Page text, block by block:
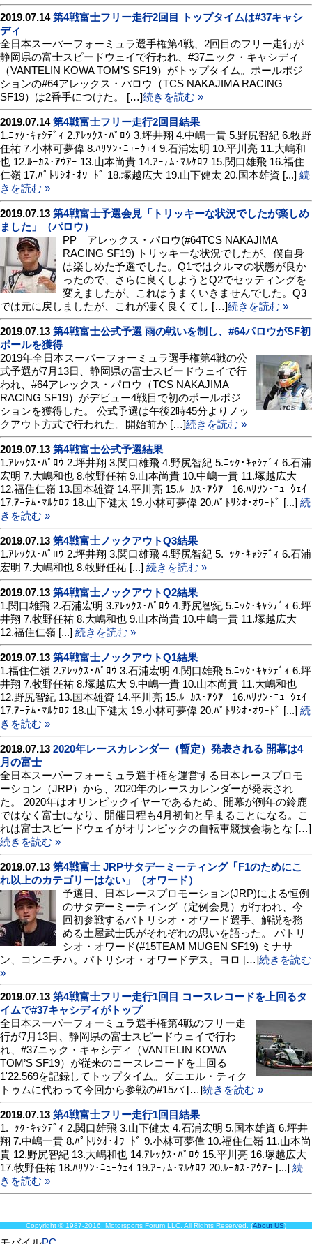
2019.07.14第4戦富士フリー走行2回目 トップタイムは#37キャシ
ディ
全日本スーパーフォーミュラ選手権第4戦、2回目のフリー走行が
静岡県の富士スピードウェイで行われ、#37ニック・キャシディ
（VANTELIN KOWA TOM’S SF19）がトップタイム。ポールポジ
ションの#64アレックス・パロウ（TCS NAKAJIMA RACING
SF19）は2番手につけた。 […]続きを読む »
2019.07.14第4戦富士フリー走行2回目結果
1.ﾆｯｸ･ｷｬｼﾃﾞｨ 2.ｱﾚｯｸｽ･ﾊﾟﾛｳ 3.坪井翔 4.中嶋一貴 5.野尻智紀 6.牧野
任祐 7.小林可夢偉 8.ﾊﾘｿﾝ･ﾆｭｰｳｪｲ 9.石浦宏明 10.平川亮 11.大嶋和
也 12.ﾙｰｶｽ･ｱｳｱｰ 13.山本尚貴 14.ｱｰﾃﾑ･ﾏﾙｹﾛﾌ 15.関口雄飛 16.福住
仁嶺 17.ﾊﾟﾄﾘｼｵ･ｵﾜｰﾄﾞ 18.塚越広大 19.山下健太 20.国本雄資 [...] 続
きを読む »
2019.07.13 第4戦富士予選会見「トリッキーな状況でしたが楽しめ
ました」（パロウ）
PP アレックス・パロウ(#64TCS NAKAJIMA
RACING SF19) トリッキーな状況でしたが、僕自身
は楽しめた予選でした。Q1ではクルマの状態が良か
ったので、さらに良くしようとQ2でセッティングを
変えましたが、これはうまくいきませんでした。Q3
では元に戻しましたが、これが凄く良くてし […]続きを読む »
2019.07.13 第4戦富士公式予選 雨の戦いを制し、#64パロウがSF初
ポールを獲得
2019年全日本スーパーフォーミュラ選手権第4戦の公
式予選が7月13日、静岡県の富士スピードウェイで行
われ、#64アレックス・パロウ（TCS NAKAJIMA
RACING SF19）がデビュー4戦目で初のポールポジ
ションを獲得した。 公式予選は午後2時45分よりノッ
クアウト方式で行われた。開始前か […]続きを読む »
2019.07.13 第4戦富士公式予選結果
1.ｱﾚｯｸｽ･ﾊﾟﾛｳ 2.坪井翔 3.関口雄飛 4.野尻智紀 5.ﾆｯｸ･ｷｬｼﾃﾞｨ 6.石浦
宏明 7.大嶋和也 8.牧野任祐 9.山本尚貴 10.中嶋一貴 11.塚越広大
12.福住仁嶺 13.国本雄資 14.平川亮 15.ﾙｰｶｽ･ｱｳｱｰ 16.ﾊﾘｿﾝ･ﾆｭｰｳｪｲ
17.ｱｰﾃﾑ･ﾏﾙｹﾛﾌ 18.山下健太 19.小林可夢偉 20.ﾊﾟﾄﾘｼｵ･ｵﾜｰﾄﾞ [...] 続
きを読む »
2019.07.13 第4戦富士ノックアウトQ3結果
1.ｱﾚｯｸｽ･ﾊﾟﾛｳ 2.坪井翔 3.関口雄飛 4.野尻智紀 5.ﾆｯｸ･ｷｬｼﾃﾞｨ 6.石浦
宏明 7.大嶋和也 8.牧野任祐 [...] 続きを読む »
2019.07.13 第4戦富士ノックアウトQ2結果
1.関口雄飛 2.石浦宏明 3.ｱﾚｯｸｽ･ﾊﾟﾛｳ 4.野尻智紀 5.ﾆｯｸ･ｷｬｼﾃﾞｨ 6.坪
井翔 7.牧野任祐 8.大嶋和也 9.山本尚貴 10.中嶋一貴 11.塚越広大
12.福住仁嶺 [...] 続きを読む »
2019.07.13 第4戦富士ノックアウトQ1結果
1.福住仁嶺 2.ｱﾚｯｸｽ･ﾊﾟﾛｳ 3.石浦宏明 4.関口雄飛 5.ﾆｯｸ･ｷｬｼﾃﾞｨ 6.坪
井翔 7.牧野任祐 8.塚越広大 9.中嶋一貴 10.山本尚貴 11.大嶋和也
12.野尻智紀 13.国本雄資 14.平川亮 15.ﾙｰｶｽ･ｱｳｱｰ 16.ﾊﾘｿﾝ･ﾆｭｰｳｪｲ
17.ｱｰﾃﾑ･ﾏﾙｹﾛﾌ 18.山下健太 19.小林可夢偉 20.ﾊﾟﾄﾘｼｵ･ｵﾜｰﾄﾞ [...] 続
きを読む »
2019.07.13 2020年レースカレンダー（暫定）発表される 開幕は4
月の富士
全日本スーパーフォーミュラ選手権を運営する日本レースプロモ
ーション（JRP）から、2020年のレースカレンダーが発表され
た。 2020年はオリンピックイヤーであるため、開幕が例年の鈴鹿
ではなく富士になり、開催日程も4月初旬と早まることになる。こ
れは富士スピードウェイがオリンピックの自転車競技会場とな […]
続きを読む »
2019.07.13 第4戦富士 JRPサタデーミーティング「F1のためにこ
れ以上のカテゴリーはない」（オワード）
予選日、日本レースプロモーション(JRP)による恒例
のサタデーミーティング（定例会見）が行われ、今
回初参戦するパトリシオ・オワード選手、解説を務
める土屋武士氏がそれぞれの思いを語った。 パトリ
シオ・オワード(#15TEAM MUGEN SF19) ミナサ
ン、コンニチハ。パトリシオ・オワードデス。ヨロ […]続きを読む
»
2019.07.13 第4戦富士フリー走行1回目 コースレコードを上回るタ
イムで#37キャシディがトップ
全日本スーパーフォーミュラ選手権第4戦のフリー走
行が7月13日、静岡県の富士スピードウェイで行わ
れ、#37ニック・キャシディ（VANTELIN KOWA
TOM’S SF19）が従来のコースレコードを上回る
1'22.569を記録してトップタイム。ダニエル・ティク
トゥムに代わって今回から参戦の#15パ […]続きを読む »
2019.07.13 第4戦富士フリー走行1回目結果
1.ﾆｯｸ･ｷｬｼﾃﾞｨ 2.関口雄飛 3.山下健太 4.石浦宏明 5.国本雄資 6.坪井
翔 7.中嶋一貴 8.ﾊﾟﾄﾘｼｵ･ｵﾜｰﾄﾞ 9.小林可夢偉 10.福住仁嶺 11.山本尚
貴 12.野尻智紀 13.大嶋和也 14.ｱﾚｯｸｽ･ﾊﾟﾛｳ 15.平川亮 16.塚越広大
17.牧野任祐 18.ﾊﾘｿﾝ･ﾆｭｰｳｪｲ 19.ｱｰﾃﾑ･ﾏﾙｹﾛﾌ 20.ﾙｰｶｽ･ｱｳｱｰ [...] 続
きを読む »
Copyright © 1987-2016, Motorsports Forum LLC. All Rights Reserved. (About US)